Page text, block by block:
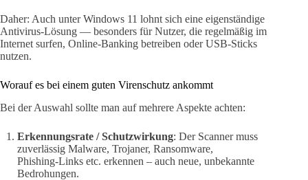
Daher: Auch unter Windows 11 lohnt sich eine eigenständige
Antivirus‑Lösung — besonders für Nutzer, die regelmäßig im
Internet surfen, Online‑Banking betreiben oder USB‑Sticks
nutzen.
Worauf es bei einem guten Virenschutz ankommt
Bei der Auswahl sollte man auf mehrere Aspekte achten:
Erkennungsrate / Schutzwirkung: Der Scanner muss
zuverlässig Malware, Trojaner, Ransomware,
Phishing‑Links etc. erkennen – auch neue, unbekannte
Bedrohungen.